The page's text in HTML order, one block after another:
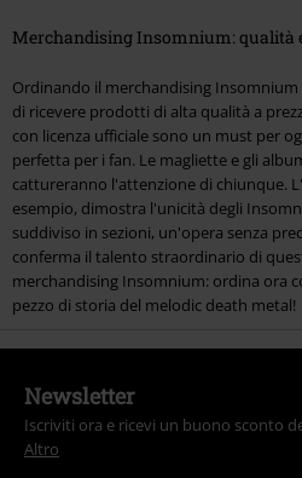
Merchandising Insomnium: qualità
Ordinando il merchandising Insomnium
di ricevere prodotti di alta qualità a
con licenza ufficiale sono un must per
perfetta per i fan. Le magliette e gli
cattureranno l'attenzione di chiunque.
esempio, dimostra l'unicità degli
suddiviso in sezioni, un'opera senza
conferma il talento straordinario di
merchandising Insomnium: ordina ora
pezzo di storia del melodic death metal!
Newsletter
Iscriviti ora e ricevi un buono sconto
Altro